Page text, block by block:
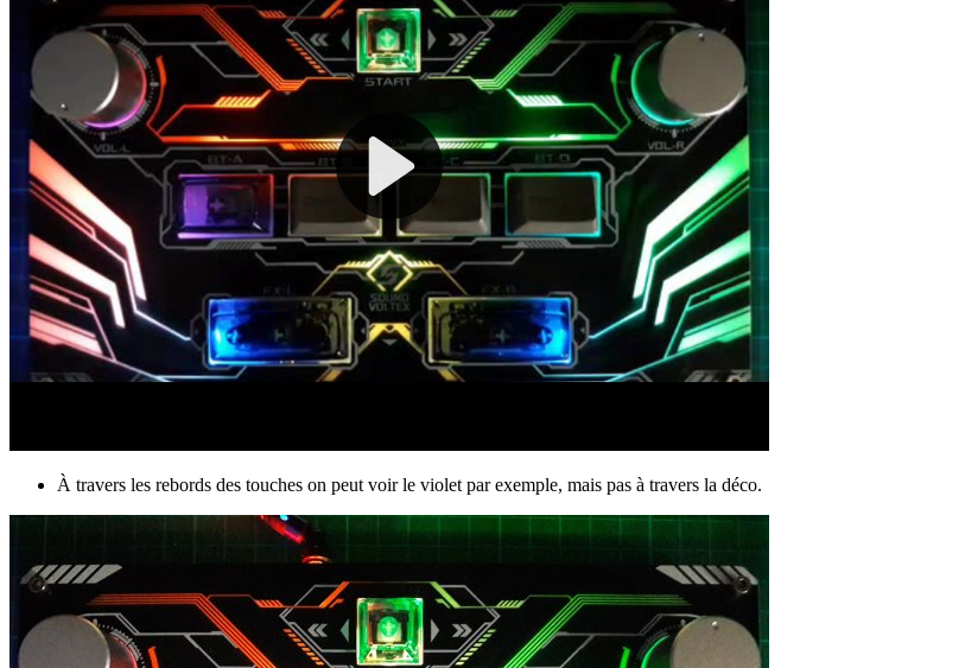
À travers les rebords des touches on peut voir le violet par exemple, mais pas à travers la déco.